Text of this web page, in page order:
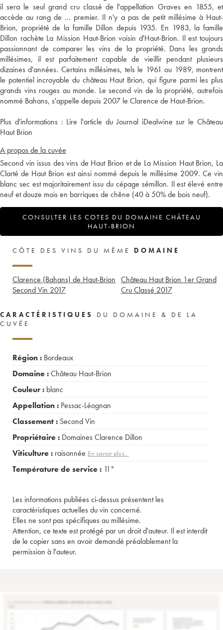
il sera le seul grand cru classé de l'appellation Graves en 1855, et
accède au rang de ... premier. Il n'y a pas de petit millésime à Haut-
Brion, propriété de la famille Dillon depuis 1935. En 1983, la famille
Dillon rachète La Mission Haut-Brion voisin d'Haut-Brion. Il est toujours
passionnant de comparer les vins de la propriété. Dans les grands
millésimes, il est parfaitement capable de vieillir pendant plusieurs
dizaines d'années. Certains millésimes, tels le 1961 ou 1989, montrent
le potentiel incroyable du château Haut Brion, qui figure parmi les plus
grands vins rouges au monde. Le second vin de la propriété, autrefois
nommé Bahans, s'appelle depuis 2007 le Clarence de Haut-Brion.
Plus d'informations : Lire l'article du Journal iDealwine sur le Château
Haut Brion
A propos de la cuvée
Second vin issus des vins de Haut Brion et de La Mission Haut Brion, La
Clarté de Haut Brion est ainsi nommé depuis le millésime 2009. Ce vin
blanc sec est majoritairement issu du cépage sémillon. Il est élevé entre
neuf et douze mois en barriques de chêne (40 à 50% de bois neuf).
CONSULTER LES COTES DU DOMAINE CHÂTEAU
HAUT-BRION
CÔTE DES VINS DU MÊME DOMAINE
Clarence (Bahans) de Haut-Brion
Second Vin 2017
Château Haut Brion 1er Grand
Cru Classé 2017
CARACTÉRISTIQUES
DU DOMAINE & DE LA
CUVÉE
Région : Bordeaux
Domaine :Château Haut-Brion
Couleur : blanc
Appellation : Pessac-Léognan
Classement : Second Vin
Propriétaire : Domaines Clarence Dillon
Viticulture : raisonnée En savoir plus...
Température de service : 11°
Les informations publiées ci-dessus présentent les
caractéristiques actuelles du vin concerné.
Elles ne sont pas spécifiques au millésime.
Attention, ce texte est protégé par un droit d'auteur. Il est interdit
de le copier sans en avoir demandé préalablement la
permission à l'auteur.